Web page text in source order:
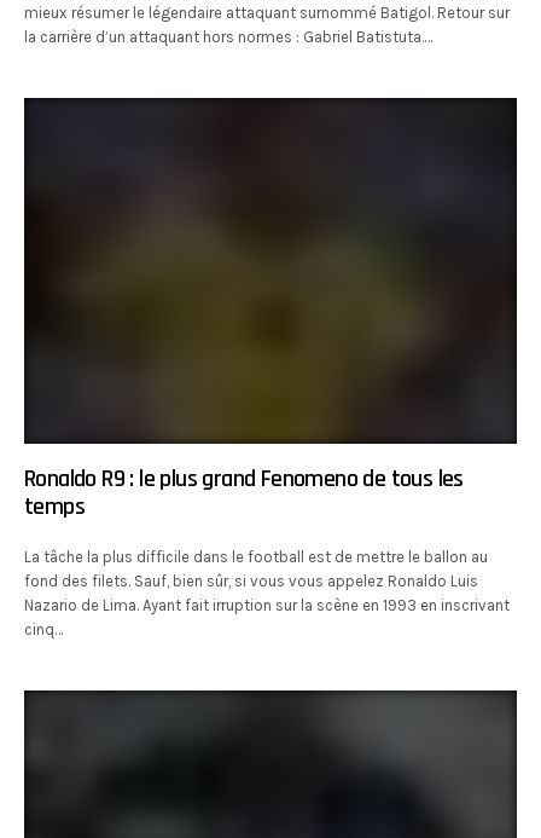
mieux résumer le légendaire attaquant surnommé Batigol. Retour sur
la carrière d’un attaquant hors normes : Gabriel Batistuta.…
Ronaldo R9 : le plus grand Fenomeno de tous les
temps
La tâche la plus difficile dans le football est de mettre le ballon au
fond des filets. Sauf, bien sûr, si vous vous appelez Ronaldo Luis
Nazario de Lima. Ayant fait irruption sur la scène en 1993 en inscrivant
cinq…